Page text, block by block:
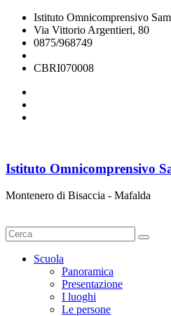
Istituto Omnicomprensivo
Via Vittorio Argentieri, 80
0875/968749
CBRI070008
Istituto Omnicomprensivo
Montenero di Bisaccia - Mafalda
Scuola
Panoramica
Presentazione
I luoghi
Le persone